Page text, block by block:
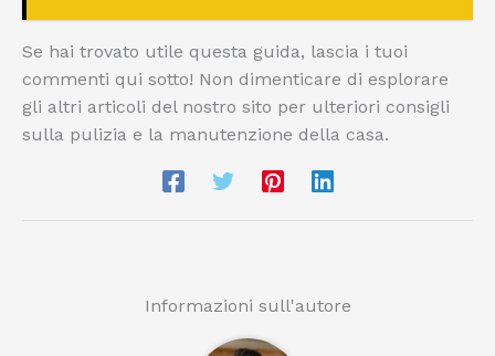
Se hai trovato utile questa guida, lascia i tuoi
commenti qui sotto! Non dimenticare di esplorare
gli altri articoli del nostro sito per ulteriori consigli
sulla pulizia e la manutenzione della casa.
Informazioni sull'autore